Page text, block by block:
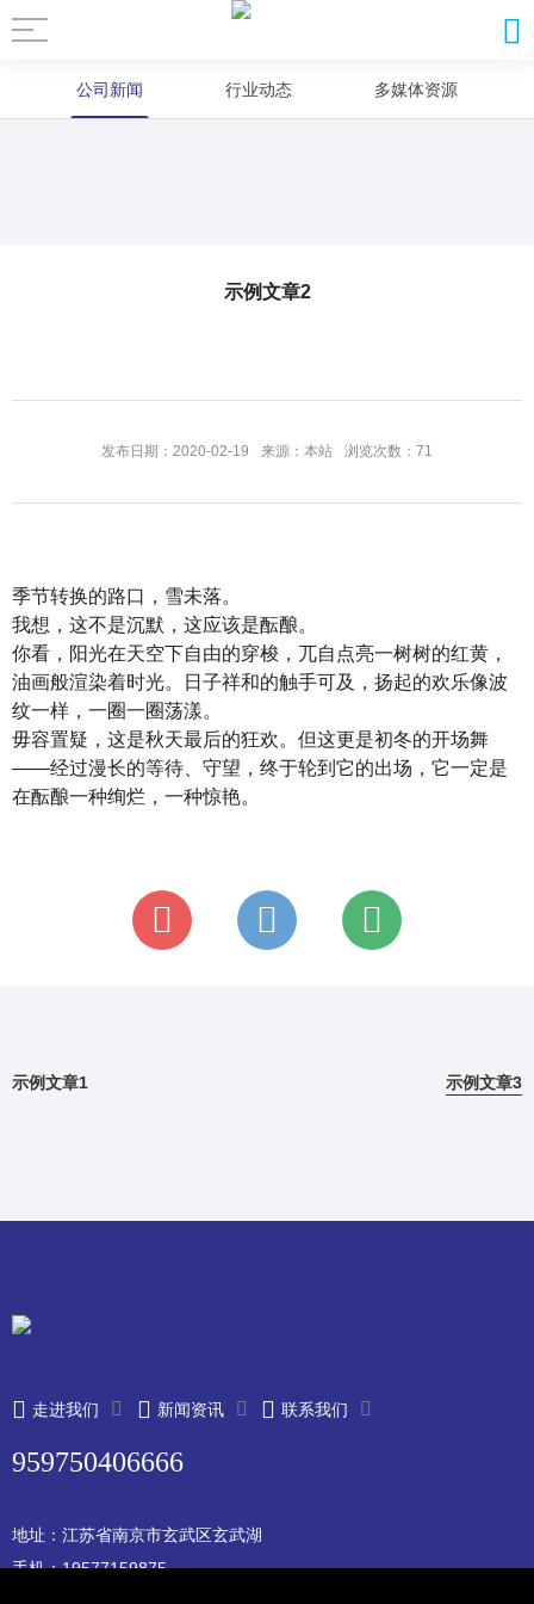
公司新闻 行业动态 多媒体资源
示例文章2
发布日期：2020-02-19 来源：本站 浏览次数：71
季节转换的路口，雪未落。
我想，这不是沉默，这应该是酝酿。
你看，阳光在天空下自由的穿梭，兀自点亮一树树的红黄，
油画般渲染着时光。日子祥和的触手可及，扬起的欢乐像波
纹一样，一圈一圈荡漾。
毋容置疑，这是秋天最后的狂欢。但这更是初冬的开场舞
——经过漫长的等待、守望，终于轮到它的出场，它一定是
在酝酿一种绚烂，一种惊艳。
示例文章1 示例文章3
走进我们 新闻资讯 联系我们
959750406666
地址：江苏省南京市玄武区玄武湖
手机：19577159875